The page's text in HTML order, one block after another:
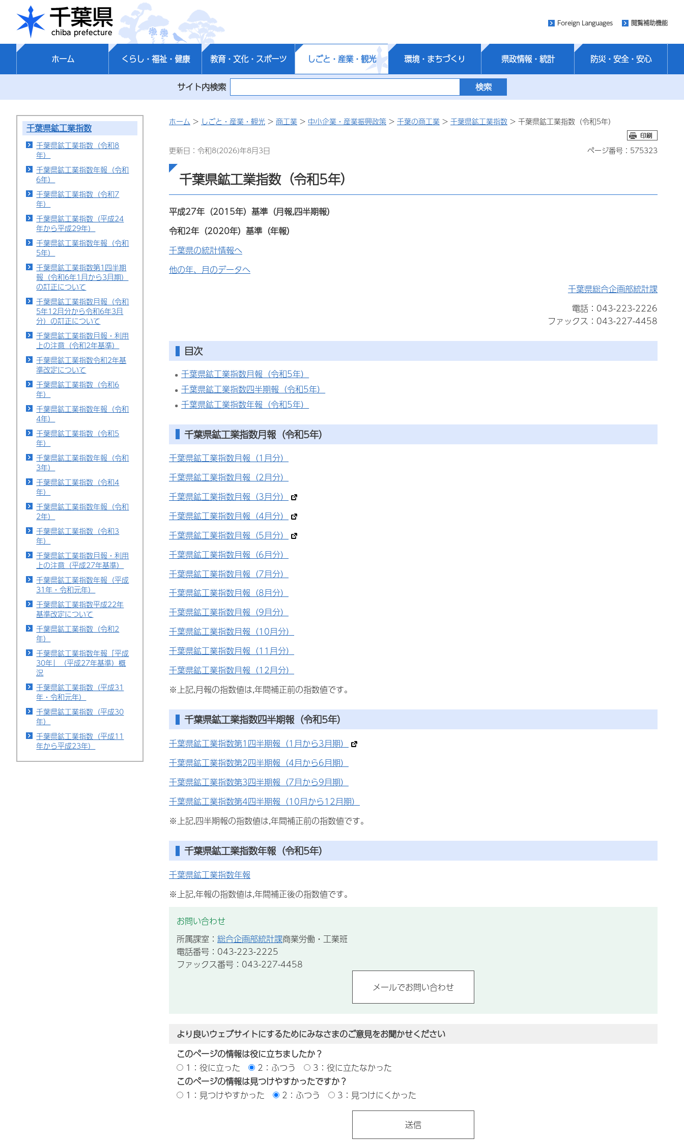
千葉県
Foreign Languages 閲覧補助機能
ホーム くらし・福祉・健康 教育・文化・スポーツ しごと・産業・観光 環境・まちづくり 県政情報・統計 防災・安全・安心
サイト内検索
千葉県鉱工業指数
千葉県鉱工業指数（令和8
年）
千葉県鉱工業指数年報（令和
6年）
千葉県鉱工業指数（令和7
年）
千葉県鉱工業指数（平成24
年から平成29年）
千葉県鉱工業指数年報（令和
5年）
千葉県鉱工業指数第1四半期
報（令和6年1月から3月期）
の訂正について
千葉県鉱工業指数月報（令和
5年12月分から令和6年3月
分）の訂正について
千葉県鉱工業指数月報・利用
上の注意（令和2年基準）
千葉県鉱工業指数令和2年基
準改定について
千葉県鉱工業指数（令和6
年）
千葉県鉱工業指数年報（令和
4年）
千葉県鉱工業指数（令和5
年）
千葉県鉱工業指数年報（令和
3年）
千葉県鉱工業指数（令和4
年）
千葉県鉱工業指数年報（令和
2年）
千葉県鉱工業指数（令和3
年）
千葉県鉱工業指数月報・利用
上の注意（平成27年基準）
千葉県鉱工業指数年報（平成
31年・令和元年）
千葉県鉱工業指数平成22年
基準改定について
千葉県鉱工業指数（令和2
年）
千葉県鉱工業指数年報「平成
30年」（平成27年基準）概
況
千葉県鉱工業指数（平成31
年・令和元年）
千葉県鉱工業指数（平成30
年）
千葉県鉱工業指数（平成11
年から平成23年）
ホーム > しごと・産業・観光 > 商工業 > 中小企業・産業振興政策 > 千葉の商工業 > 千葉県鉱工業指数 > 千葉県鉱工業指数（令和5年）
更新日：令和8(2026)年8月3日 ページ番号：575323
千葉県鉱工業指数（令和5年）
平成27年（2015年）基準（月報,四半期報）
令和2年（2020年）基準（年報）
千葉県の統計情報へ
他の年、月のデータへ
千葉県総合企画部統計課
電話：043-223-2226
ファックス：043-227-4458
目次
千葉県鉱工業指数月報（令和5年）
千葉県鉱工業指数四半期報（令和5年）
千葉県鉱工業指数年報（令和5年）
千葉県鉱工業指数月報 （令和5年）
千葉県鉱工業指数月報（1月分）
千葉県鉱工業指数月報（2月分）
千葉県鉱工業指数月報（3月分）
千葉県鉱工業指数月報（4月分）
千葉県鉱工業指数月報（5月分）
千葉県鉱工業指数月報（6月分）
千葉県鉱工業指数月報（7月分）
千葉県鉱工業指数月報（8月分）
千葉県鉱工業指数月報（9月分）
千葉県鉱工業指数月報（10月分）
千葉県鉱工業指数月報（11月分）
千葉県鉱工業指数月報（12月分）
※上記,月報の指数値は,年間補正前の指数値です。
千葉県鉱工業指数四半期報（令和5年）
千葉県鉱工業指数第1四半期報（1月から3月期）
千葉県鉱工業指数第2四半期報（4月から6月期）
千葉県鉱工業指数第3四半期報（7月から9月期）
千葉県鉱工業指数第4四半期報（10月から12月期）
※上記,四半期報の指数値は,年間補正前の指数値です。
千葉県鉱工業指数年報（令和5年）
千葉県鉱工業指数年報
※上記,年報の指数値は,年間補正後の指数値です。
お問い合わせ
所属課室： 総合企画部統計課商業労働・工業班
電話番号：043-223-2225
ファックス番号：043-227-4458
より良いウェブサイトにするためにみなさまのご意見をお聞かせください
このページの情報は役に立ちましたか？
1：役に立った
2：ふつう
3：役に立たなかった
このページの情報は見つけやすかったですか？
1：見つけやすかった
2：ふつう 3：見つけにくかった